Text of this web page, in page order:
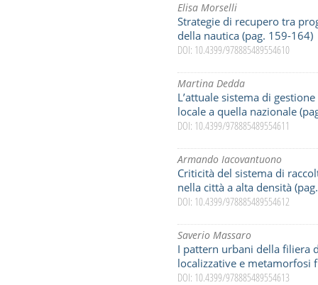
Elisa Morselli
Strategie di recupero tra
della nautica (pag. 159-164)
DOI: 10.4399/978885489554610
Martina Dedda
L’attuale sistema di
locale a quella nazionale
DOI: 10.4399/978885489554611
Armando Iacovantuono
Criticità del sistema di
nella città a alta densità
DOI: 10.4399/978885489554612
Saverio Massaro
I pattern urbani della filiera
localizzative e metamorfosi
DOI: 10.4399/978885489554613